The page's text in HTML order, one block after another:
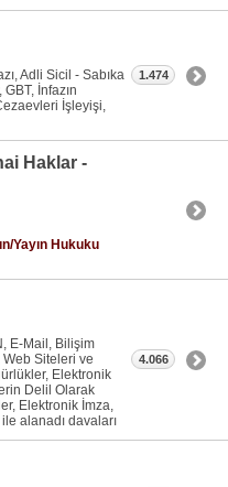
Adli Sicil - Sabıka
İnfazın
İşleyişi,
1.474
Haklar -
Yayın Hukuku
E-Mail, Bilişim
Siteleri ve
Elektronik
Delil Olarak
Elektronik İmza,
alanadı davaları
4.066